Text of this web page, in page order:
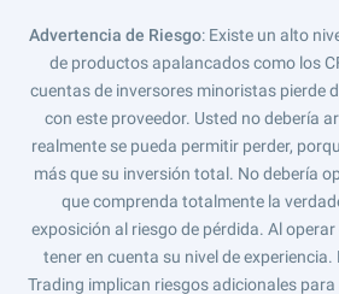
Advertencia de Riesgo: Existe un alto
de productos apalancados como los
cuentas de inversores minoristas pierde
con este proveedor. Usted no debería
realmente se pueda permitir perder,
más que su inversión total. No debería
que comprenda totalmente la
exposición al riesgo de pérdida. Al
tener en cuenta su nivel de experiencia.
Trading implican riesgos adicionales